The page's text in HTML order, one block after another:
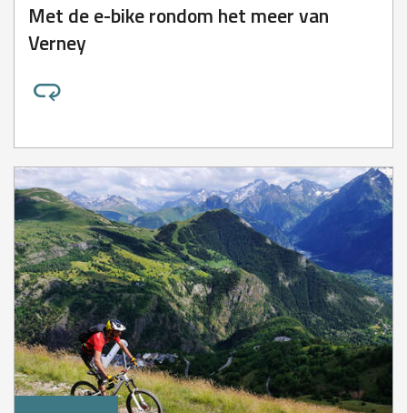
Met de e-bike rondom het meer van
Verney